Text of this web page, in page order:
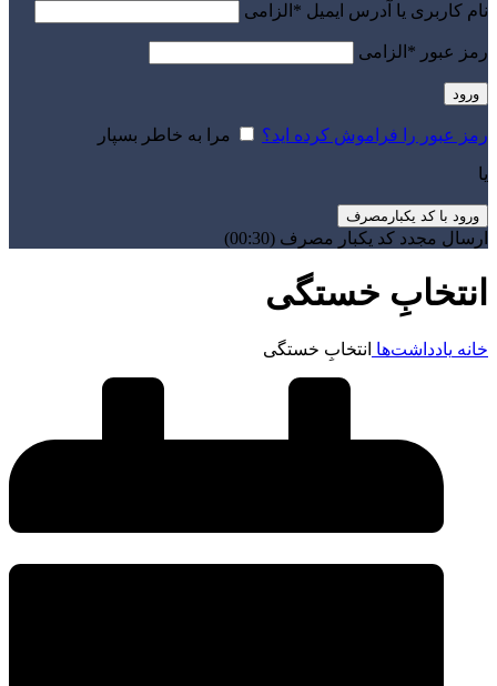
نام کاربری یا آدرس ایمیل * الزامی
رمز عبور * الزامی
ورود
رمز عبور را فراموش کرده اید؟ مرا به خاطر بسپار
یا
ورود با کد یکبارمصرف
ارسال مجدد کد یکبار مصرف (00:
30
)
انتخابِ خستگی
خانه یادداشت‌ها انتخابِ خستگی